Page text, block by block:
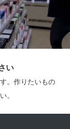
い
。作りたいもの
。